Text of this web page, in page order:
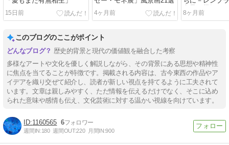
15日前
4ヶ月前
息子の帰郷」
8ヶ月前
このブログのここがポイント
歴史的背景と現代の価値観を融合した考察
多様なアートや文化を優しく解説しながら、その背景にある思想や精神性
に焦点を当てることが特徴です。掲載される内容は、古今東西の作品やア
イデアを織り交ぜて紹介し、読者が新しい視点を持てるように工夫されて
います。文章は親しみやすく、ただ情報を伝えるだけでなく、そこに込め
られた意味や感情も伝え、文化芸術に対する温かい視線を向けています。
1160565 6
週間IN:180 週間OUT:220 月間IN:900